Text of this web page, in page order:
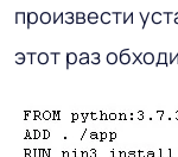
произвести
этот раз